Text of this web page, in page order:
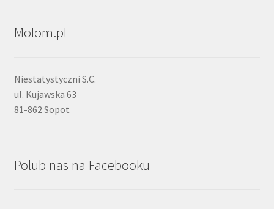
Molom.pl
Niestatystyczni S.C.
ul. Kujawska 63
81-862 Sopot
Polub nas na Facebooku